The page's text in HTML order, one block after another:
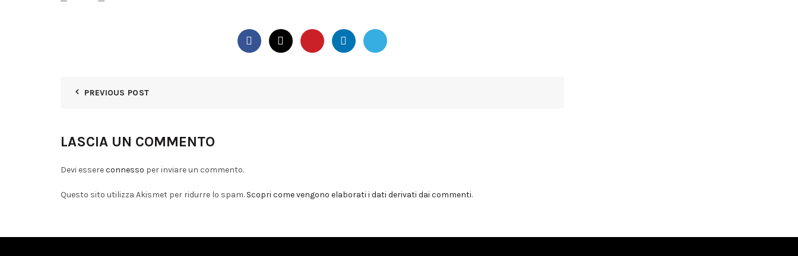
PREVIOUS POST
LASCIA UN COMMENTO
Devi essereconnesso per inviare un commento.
Questo sito utilizza Akismet per ridurre lo spam. Scopri come vengono elaborati i dati derivati dai commenti.